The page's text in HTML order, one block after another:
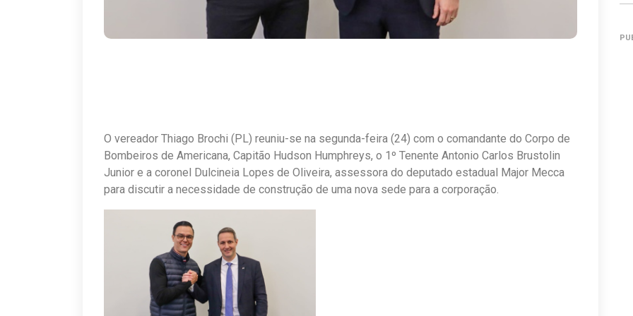
O vereador Thiago Brochi (PL) reuniu-se na segunda-feira (24) com o comandante do Corpo de
Bombeiros de Americana, Capitão Hudson Humphreys, o 1º Tenente Antonio Carlos Brustolin
Junior e a coronel Dulcineia Lopes de Oliveira, assessora do deputado estadual Major Mecca
para discutir a necessidade de construção de uma nova sede para a corporação.